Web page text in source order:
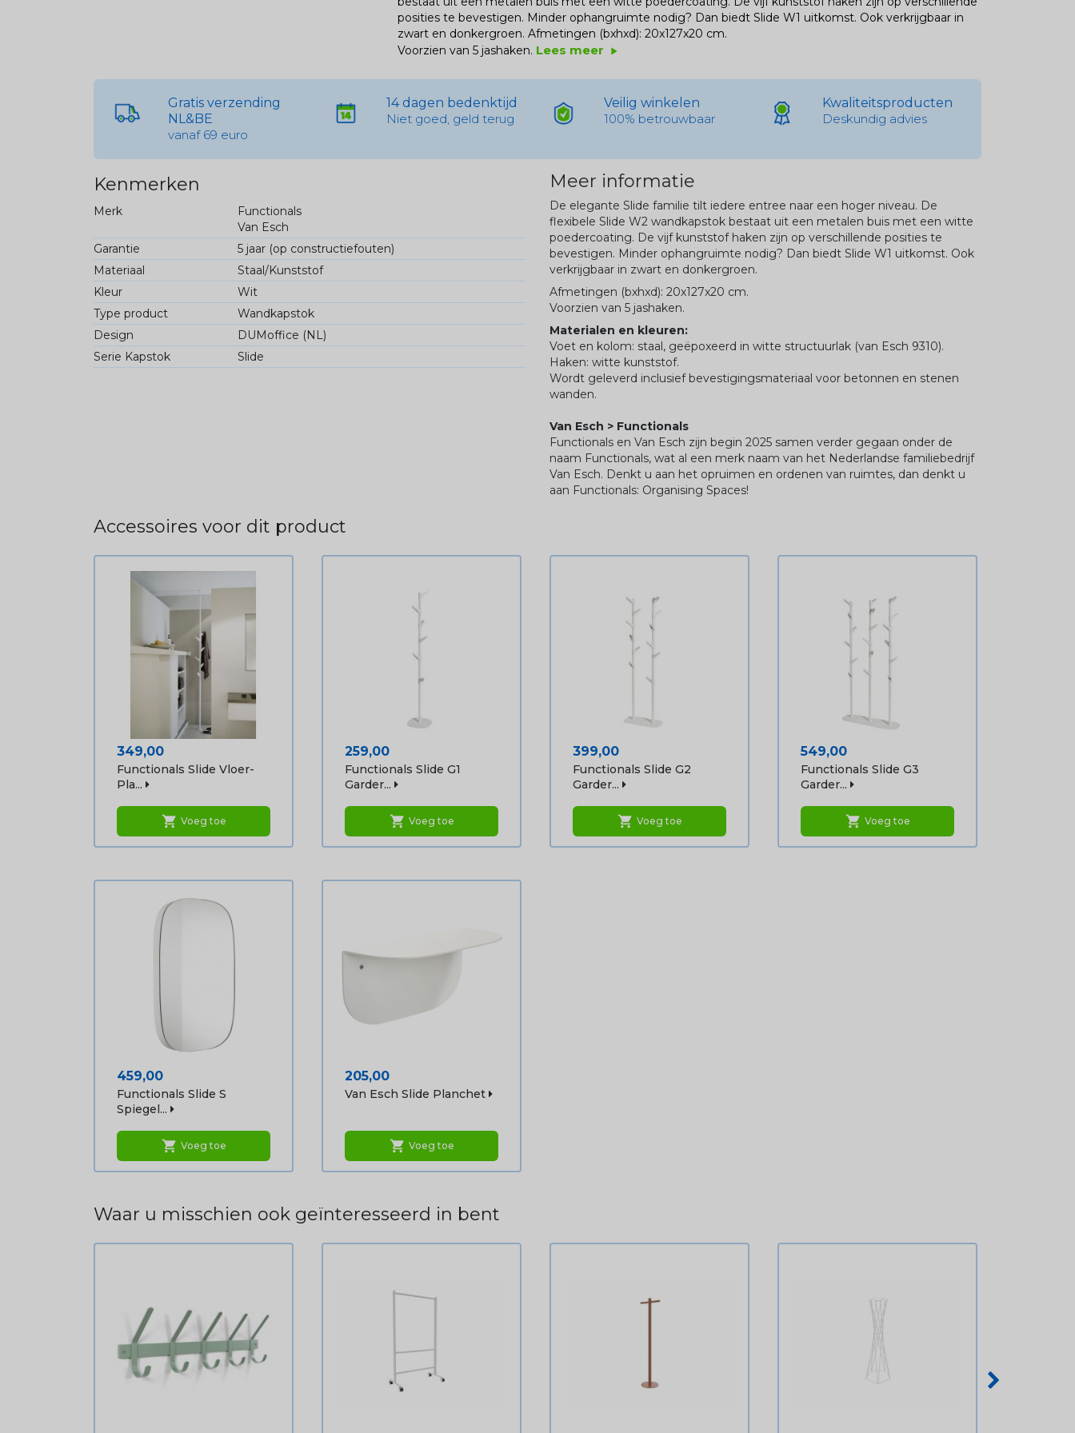
posities te bevestigen. Minder ophangruimte nodig? Dan biedt Slide W1 uitkomst. Ook verkrijgbaar in
zwart en donkergroen. Afmetingen (bxhxd): 20x127x20 cm.
Voorzien van 5 jashaken. Lees meer play_arrow
Gratis verzending
NL&BE
vanaf 69 euro
14 dagen bedenktijd
Niet goed, geld terug
Veilig winkelen
100% betrouwbaar
Kwaliteitsproducten
Deskundig advies
Kenmerken
Merk
Functionals
Van Esch
Garantie
5 jaar (op constructiefouten)
Materiaal
Staal/Kunststof
Kleur
Wit
Type product
Wandkapstok
Design
DUMoffice (NL)
Serie Kapstok
Slide
Meer informatie
De elegante Slide familie tilt iedere entree naar een hoger niveau. De
flexibele Slide W2 wandkapstok bestaat uit een metalen buis met een witte
poedercoating. De vijf kunststof haken zijn op verschillende posities te
bevestigen. Minder ophangruimte nodig? Dan biedt Slide W1 uitkomst. Ook
verkrijgbaar in zwart en donkergroen.
Afmetingen (bxhxd): 20x127x20 cm.
Voorzien van 5 jashaken.
Materialen en kleuren:
Voet en kolom: staal, geëpoxeerd in witte structuurlak (van Esch 9310).
Haken: witte kunststof.
Wordt geleverd inclusief bevestigingsmateriaal voor betonnen en stenen
wanden.
Van Esch > Functionals
Functionals en Van Esch zijn begin 2025 samen verder gegaan onder de
naam Functionals, wat al een merk naam van het Nederlandse familiebedrijf
Van Esch. Denkt u aan het opruimen en ordenen van ruimtes, dan denkt u
aan Functionals: Organising Spaces!
Accessoires voor dit product
Prijs
349,00
Functionals Slide Vloer-
Pla...
shopping_cart Voeg toe
Prijs
259,00
Functionals Slide G1
Garder...
shopping_cart Voeg toe
Prijs
399,00
Functionals Slide G2
Garder...
shopping_cart Voeg toe
Prijs
549,00
Functionals Slide G3
Garder...
shopping_cart Voeg toe
Prijs
459,00
Functionals Slide S
Spiegel...
shopping_cart Voeg toe
Prijs
205,00
Van Esch Slide Planchet
shopping_cart Voeg toe
Waar u misschien ook geïnteresseerd in bent